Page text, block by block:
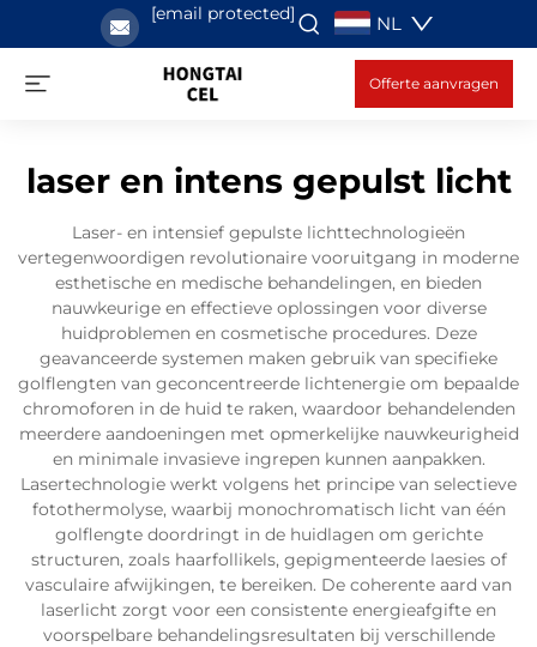
[email protected] NL
Offerte aanvragen
laser en intens gepulst licht
Laser- en intensief gepulste lichttechnologieën
vertegenwoordigen revolutionaire vooruitgang in moderne
esthetische en medische behandelingen, en bieden
nauwkeurige en effectieve oplossingen voor diverse
huidproblemen en cosmetische procedures. Deze
geavanceerde systemen maken gebruik van specifieke
golflengten van geconcentreerde lichtenergie om bepaalde
chromoforen in de huid te raken, waardoor behandelenden
meerdere aandoeningen met opmerkelijke nauwkeurigheid
en minimale invasieve ingrepen kunnen aanpakken.
Lasertechnologie werkt volgens het principe van selectieve
fotothermolyse, waarbij monochromatisch licht van één
golflengte doordringt in de huidlagen om gerichte
structuren, zoals haarfollikels, gepigmenteerde laesies of
vasculaire afwijkingen, te bereiken. De coherente aard van
laserlicht zorgt voor een consistente energieafgifte en
voorspelbare behandelingsresultaten bij verschillende